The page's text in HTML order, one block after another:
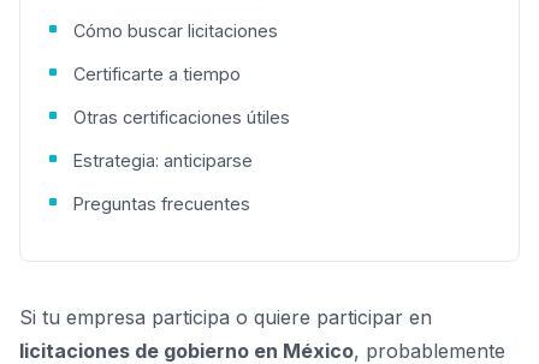
Si tu empresa participa o quiere participar en
licitaciones de gobierno en México, probablemente
Cómo buscar licitaciones
Certificarte a tiempo
Otras certificaciones útiles
Estrategia: anticiparse
Preguntas frecuentes